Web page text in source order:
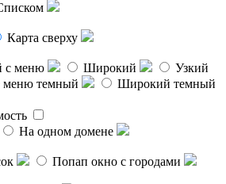
Карта сверху
с меню Широкий
Узкий
меню темный Широкий темный
На одном домене
Попап окно с городами